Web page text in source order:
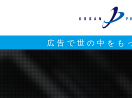
広告で世の中をも